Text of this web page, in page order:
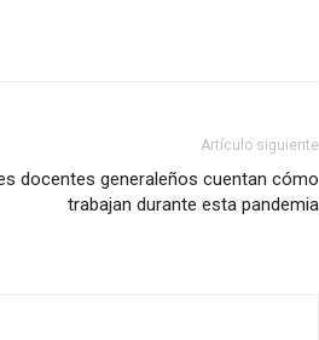
Artículo siguiente
docentes generaleños cuentan cómo
trabajan durante esta pandemia